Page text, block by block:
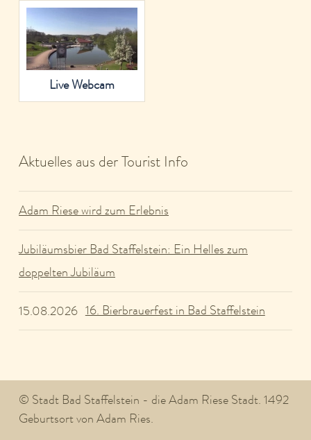
Live Webcam
Aktuelles aus der Tourist Info
Adam Riese wird zum Erlebnis
Jubiläumsbier Bad Staffelstein: Ein Helles zum
doppelten Jubiläum
15.08.2026 16. Bierbrauerfest in Bad Staffelstein
© Stadt Bad Staffelstein - die Adam Riese Stadt. 1492
Geburtsort von Adam Ries.